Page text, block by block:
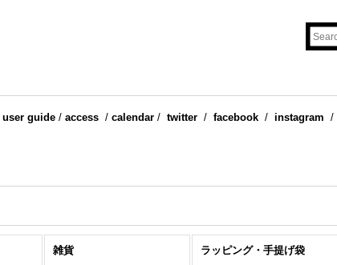
user guide/ access/ calendar/ twitter/ facebook/ instagram /
雑貨 ラッピング・手提げ袋